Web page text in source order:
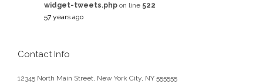
widget-tweets.php on line 522
57 years ago
Contact Info
12345 North Main Street, New York City, NY 555555